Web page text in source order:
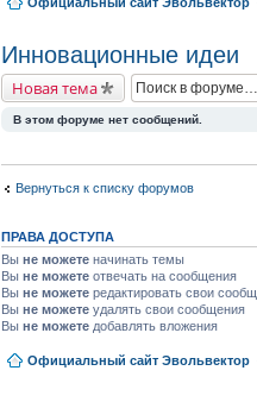
Инновационные идеи
Новая тема
В этом форуме нет сообщений.
Вернуться к списку форумов
ПРАВА ДОСТУПА
Вы не можете начинать темы
Вы не можете отвечать на сообщения
Вы не можете редактировать свои
Вы не можете удалять свои сообщения
Вы не можете добавлять вложения
Официальный сайт Эвольвектор